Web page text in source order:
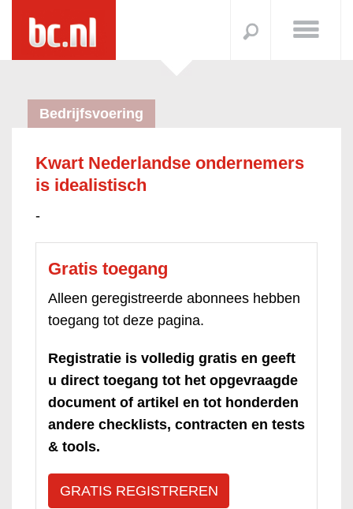
Bedrijfsvoering
Kwart Nederlandse ondernemers
is idealistisch
-
Gratis toegang
Alleen geregistreerde abonnees hebben
toegang tot deze pagina.
Registratie is volledig gratis en geeft
u direct toegang tot het opgevraagde
document of artikel en tot honderden
andere checklists, contracten en tests
& tools.
GRATIS REGISTREREN